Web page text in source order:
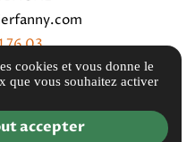
76 03
cookies et vous donne le
que vous souhaitez activer
accepter